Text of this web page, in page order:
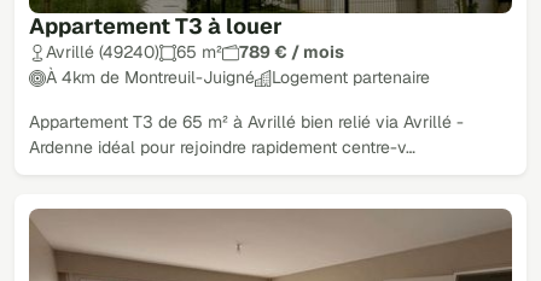
Appartement T3 à louer
Avrillé (49240) 65 m²
789 € / mois
À 4km de Montreuil-Juigné
Logement partenaire
Appartement T3 de 65 m² à Avrillé bien relié via Avrillé -
Ardenne idéal pour rejoindre rapidement centre-v…